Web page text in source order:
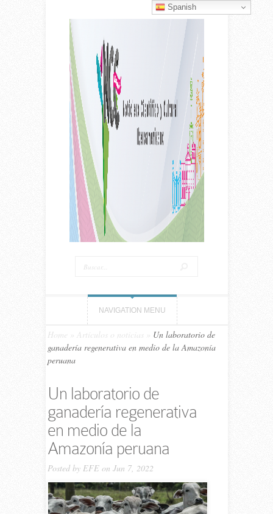
NAVIGATION MENU
Home Artículos o noticias
Un laboratorio de
ganadería regenerativa en medio de la Amazonía
peruana
Un laboratorio de
ganadería regenerativa
en medio de la
Amazonía peruana
Posted by EFEon Jun 7, 2022
Spanish